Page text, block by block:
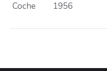
Coche 1956